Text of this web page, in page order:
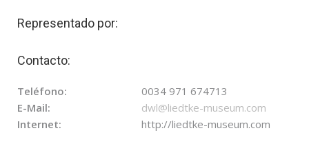
Representado por:
Contacto:
Teléfono:
0034 971 674713
E-Mail:
dwl@liedtke-museum.com
Internet:
http://liedtke-museum.com